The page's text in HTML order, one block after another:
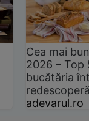
Cea mai
2026 –
bucătăria
adevarul.ro